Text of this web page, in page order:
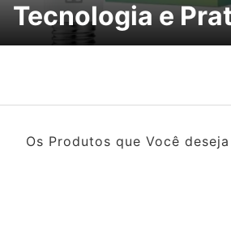
Tecnologia e
Os Produtos que Você